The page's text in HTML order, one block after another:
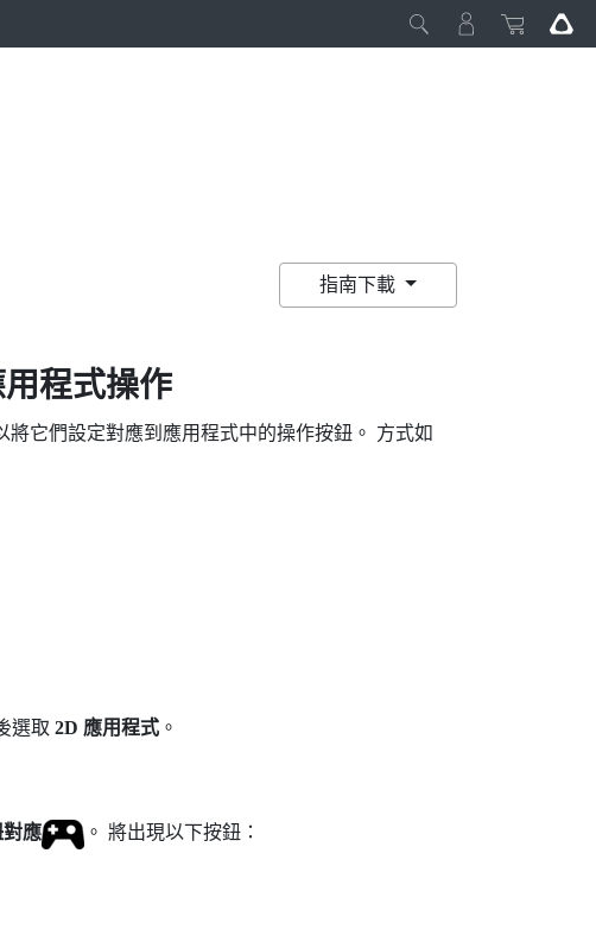
指南下載
程式操作
它們設定對應到應用程式中的操作按鈕。 方式如
選取 2D 應用程式。
應 。 將出現以下按鈕：